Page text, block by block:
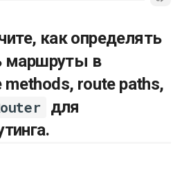
как определять
маршруты в
methods, route paths,
для